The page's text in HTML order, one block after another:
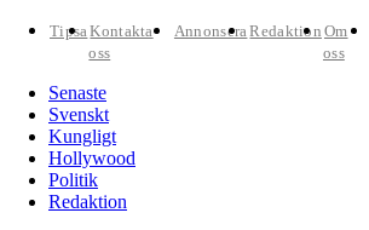
TipsaKontakta
oss
AnnonseraRedaktion Om
oss
Senaste
Svenskt
Kungligt
Hollywood
Politik
Redaktion